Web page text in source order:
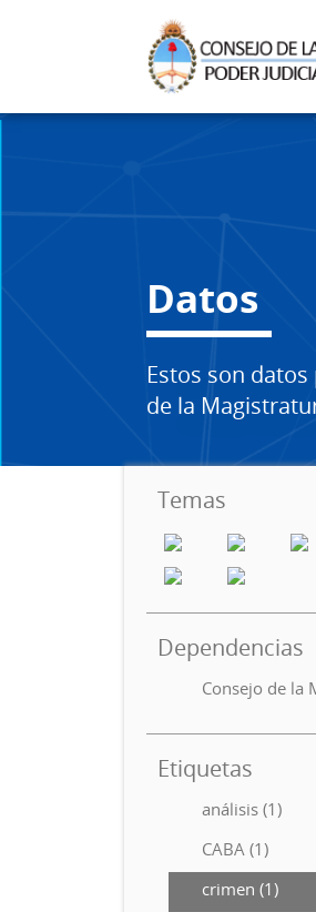
Datos
Estos son
de la
Temas
Dependencias
Consejo de la
Etiquetas
análisis (1)
CABA (1)
crimen (1)